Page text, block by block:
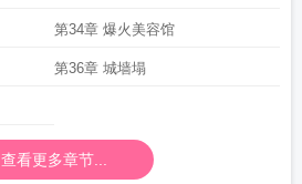
第34章 爆火美容馆
第36章 城墙塌
查看更多章节...